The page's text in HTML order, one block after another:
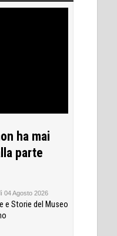
ha mai
parte
04 Agosto 2026
e Storie del Museo